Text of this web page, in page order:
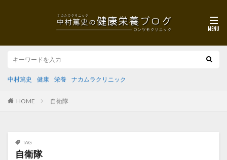
中村篤史 健康 栄養 ナカムラクリニック
HOME 自衛隊
TAG
自衛隊